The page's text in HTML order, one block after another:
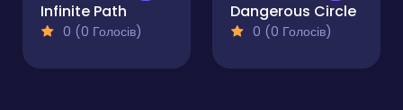
Infinite Path
0 (0 Голосів)
Dangerous Circle
0 (0 Голосів)